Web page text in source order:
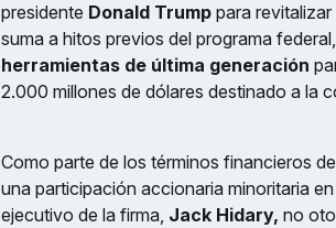
presidente Donald Trump para
suma a hitos previos del programa
herramientas de última generación
2.000 millones de dólares destinado a la
Como parte de los términos financieros
una participación accionaria minoritaria
ejecutivo de la firma, Jack Hidary, no